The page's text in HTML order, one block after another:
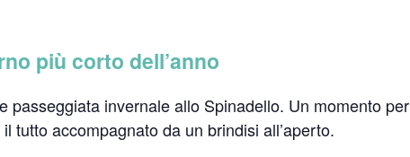
più corto dell’anno
passeggiata invernale allo Spinadello. Un momento per
tutto accompagnato da un brindisi all’aperto.